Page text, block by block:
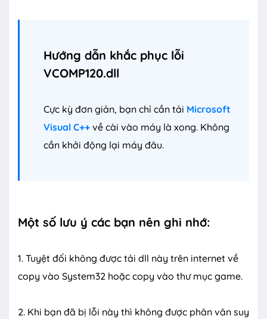
Hướng dẫn khắc phục lỗi
VCOMP120.dll
Cực kỳ đơn giản, bạn chỉ cần tải Microsoft
Visual C++ về cài vào máy là xong. Không
cần khởi động lại máy đâu.
Một số lưu ý các bạn nên ghi nhớ:
1. Tuyệt đối không được tải dll này trên internet về
copy vào System32 hoặc copy vào thư mục game.
2. Khi bạn đã bị lỗi này thì không được phân vân suy